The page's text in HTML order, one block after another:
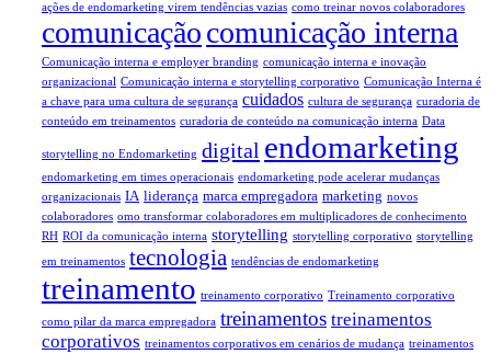
ações de endomarketing virem tendências vazias como treinar novos colaboradores
comunicaçãocomunicação interna
Comunicação interna e employer branding comunicação interna e inovação
organizacional Comunicação interna e storytelling corporativo Comunicação Interna é
a chave para uma cultura de segurança cuidados cultura de segurança curadoria de
conteúdo em treinamentos curadoria de conteúdo na comunicação interna Data
storytelling no Endomarketing digital endomarketing
endomarketing em times operacionais endomarketing pode acelerar mudanças
organizacionais IA liderança marca empregadora marketing novos
colaboradores omo transformar colaboradores em multiplicadores de conhecimento
RH ROI da comunicação interna storytelling storytelling corporativo storytelling
em treinamentos tecnologia tendências de endomarketing
treinamento treinamento corporativo Treinamento corporativo
como pilar da marca empregadora treinamentos treinamentos
corporativos treinamentos corporativos em cenários de mudança treinamentos